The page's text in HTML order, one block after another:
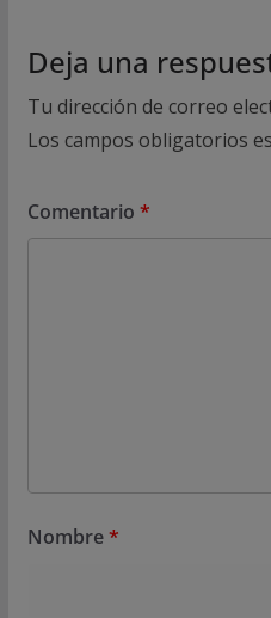
Deja una
Tu dirección de correo
Los campos obligatorios
Comentario *
Nombre*